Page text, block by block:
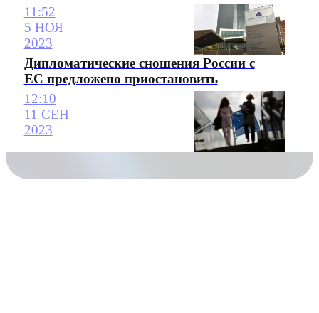
11:52
5 НОЯ
2023
Дипломатические сношения России с
ЕС предложено приостановить
12:10
11 СЕН
2023